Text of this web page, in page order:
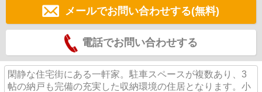
メールでお問い合わせする(無料)
電話でお問い合わせする
閑静な住宅街にある一軒家。駐車スペースが複数あり、3
帖の納戸も完備の充実した収納環境の住居となります。小